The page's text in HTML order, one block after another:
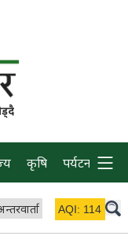
कृषि पर्यटन प्रवास
विचार/ब्लग
AQI: 114